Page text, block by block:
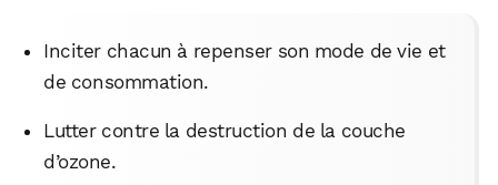
Inciter chacun à repenser son mode de vie et
de consommation.
Lutter contre la destruction de la couche
d’ozone.